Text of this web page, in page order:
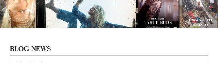
BLOG NEWS